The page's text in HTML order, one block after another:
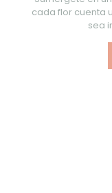
cada flor cuenta
sea